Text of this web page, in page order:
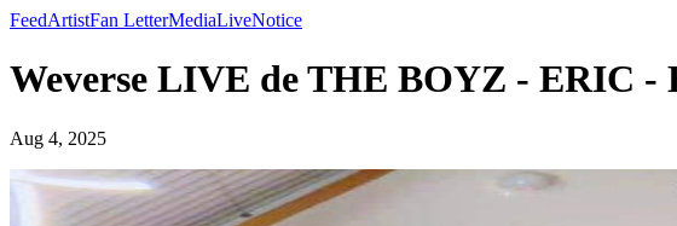
FeedArtistFan LetterMediaLiveNotice
Weverse LIVE de THE BOYZ - ERIC -
Aug 4, 2025